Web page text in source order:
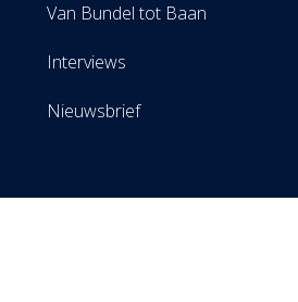
Van Bundel tot Baan
Interviews
Nieuwsbrief